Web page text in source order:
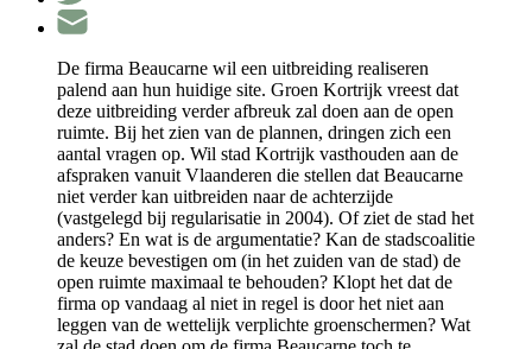
De firma Beaucarne wil een uitbreiding realiseren
palend aan hun huidige site. Groen Kortrijk vreest dat
deze uitbreiding verder afbreuk zal doen aan de open
ruimte. Bij het zien van de plannen, dringen zich een
aantal vragen op. Wil stad Kortrijk vasthouden aan de
afspraken vanuit Vlaanderen die stellen dat Beaucarne
niet verder kan uitbreiden naar de achterzijde
(vastgelegd bij regularisatie in 2004). Of ziet de stad het
anders? En wat is de argumentatie? Kan de stadscoalitie
de keuze bevestigen om (in het zuiden van de stad) de
open ruimte maximaal te behouden? Klopt het dat de
firma op vandaag al niet in regel is door het niet aan
leggen van de wettelijk verplichte groenschermen? Wat